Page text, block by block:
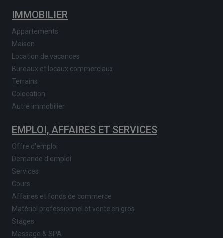
IMMOBILIER
Appartements
Maison
Location de vacances
Bureaux et locaux commerciaux
Terrains
Colocation
Autre immobilier
EMPLOI, AFFAIRES ET SERVICES
Offre d'emploi
Demande d'emploi
Services
Cours
Affaires et fonds de commerce
Matériel professionnel et vente en gros
Stages
Massage & SPA